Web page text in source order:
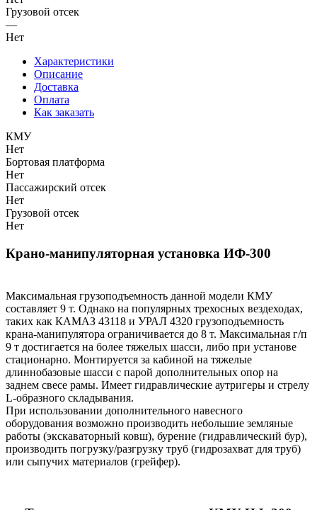
Грузовой отсек
—
Нет
Характеристики
Описание
Доставка
Оплата
Как заказать
КМУ
Нет
Бортовая платформа
Нет
Пассажирский отсек
Нет
Грузовой отсек
Нет
Крано-манипуляторная установка ИФ-300
Максимальная грузоподъемность данной модели КМУ
составляет 9 т. Однако на популярных трехосных вездеходах,
таких как КАМАЗ 43118 и УРАЛ 4320 грузоподъемность
крана-манипулятора ограничивается до 8 т. Максимальная г/п
9 т достигается на более тяжелых шасси, либо при установе
стационарно. Монтируется за кабиной на тяжелые
длиннобазовые шасси с парой дополнительных опор на
заднем свесе рамы. Имеет гидравлические аутригеры и стрелу
L-образного складывания.
При использовании дополнительного навесного
оборудования возможно производить небольшие земляные
работы (экскаваторный ковш), бурение (гидравлический бур),
производить погрузку/разгрузку труб (гидрозахват для труб)
или сыпучих материалов (грейфер).